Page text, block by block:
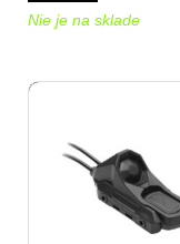
Nie je na sklade